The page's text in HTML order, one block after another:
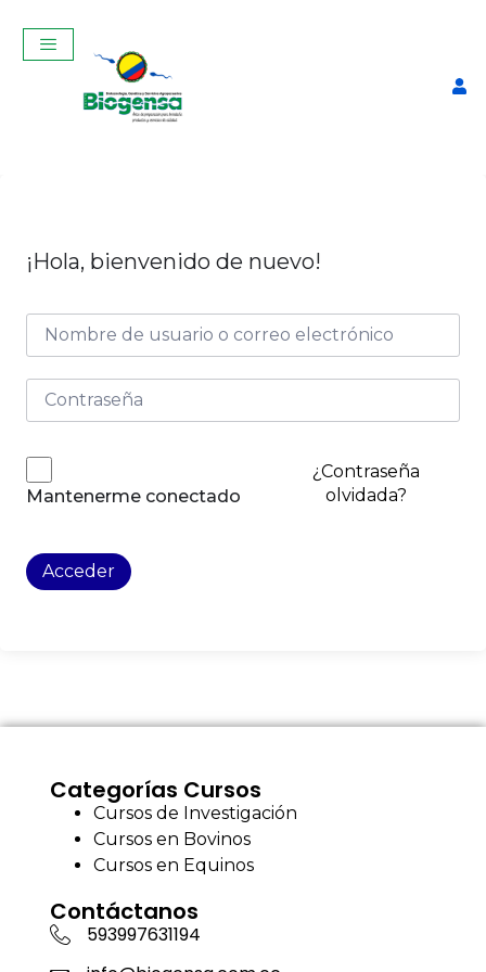
¡Hola, bienvenido de nuevo!
Mantenerme conectado
¿Contraseña
olvidada?
Acceder
Categorías Cursos
Cursos de Investigación
Cursos en Bovinos
Cursos en Equinos
Contáctanos
593997631194
Termo Automático para